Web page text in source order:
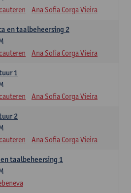
Ana Sofia Corga Vieira
en taalbeheersing 2
Ana Sofia Corga Vieira
1
Ana Sofia Corga Vieira
2
Ana Sofia Corga Vieira
taalbeheersing 1